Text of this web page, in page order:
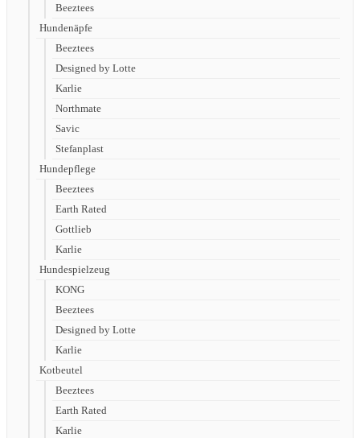
Beeztees
Hundenäpfe
Beeztees
Designed by Lotte
Karlie
Northmate
Savic
Stefanplast
Hundepflege
Beeztees
Earth Rated
Gottlieb
Karlie
Hundespielzeug
KONG
Beeztees
Designed by Lotte
Karlie
Kotbeutel
Beeztees
Earth Rated
Karlie